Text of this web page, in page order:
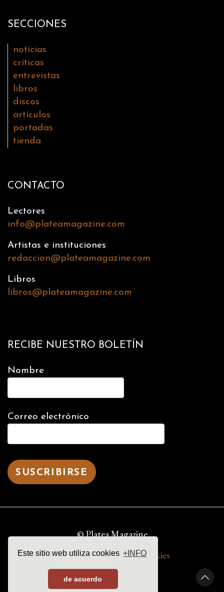
Este sitio web utiliza cookies +INFO
de acuerdo
SECCIONES
noticias
críticas
entrevistas
libros
discos
artículos
portadas
tienda
CONTACTO
Lectores
info@plateamagazine.com
Artistas e instituciones
redaccion@plateamagazine.com
Libros
libros@plateamagazine.com
RECIBE NUESTRO BOLETÍN
Nombre
Correo electrónico
© Platea Magazine
aviso legal | política de cookies